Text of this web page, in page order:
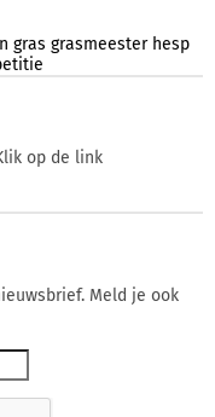
gras grasmeester hesp
op de link
Meld je ook